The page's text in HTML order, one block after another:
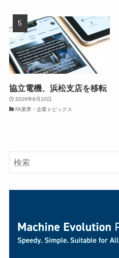
協立電機、浜松支店を移転
2026年8月10日
FA業界・企業トピックス